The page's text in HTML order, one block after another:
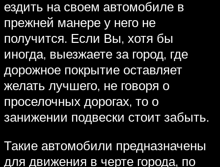
ездить на своем автомобиле в
прежней манере у него не
получится. Если Вы, хотя бы
иногда, выезжаете за город, где
дорожное покрытие оставляет
желать лучшего, не говоря о
проселочных дорогах, то о
занижении подвески стоит забыть.
Такие автомобили предназначены
для движения в черте города, по